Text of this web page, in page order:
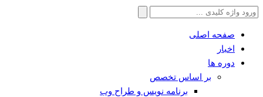
جستجو
صفحه اصلی
اخبار
دوره ها
بر اساس تخصص
برنامه نویس و طراح وب